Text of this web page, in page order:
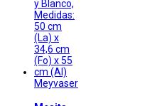
Meyvaser